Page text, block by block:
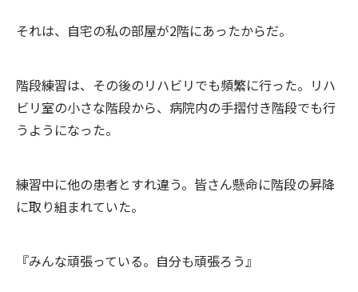
それは、自宅の私の部屋が2階にあったからだ。
階段練習は、その後のリハビリでも頻繁に行った。リハ
ビリ室の小さな階段から、病院内の手摺付き階段でも行
うようになった。
練習中に他の患者とすれ違う。皆さん懸命に階段の昇降
に取り組まれていた。
『みんな頑張っている。自分も頑張ろう』